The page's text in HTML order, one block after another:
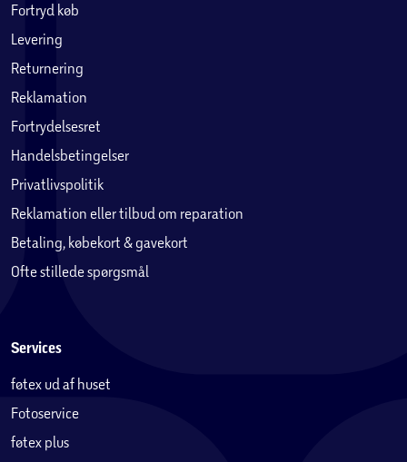
Fortryd køb
Levering
Returnering
Reklamation
Fortrydelsesret
Handelsbetingelser
Privatlivspolitik
Reklamation eller tilbud om reparation
Betaling, købekort & gavekort
Ofte stillede spørgsmål
Services
føtex ud af huset
Fotoservice
føtex plus